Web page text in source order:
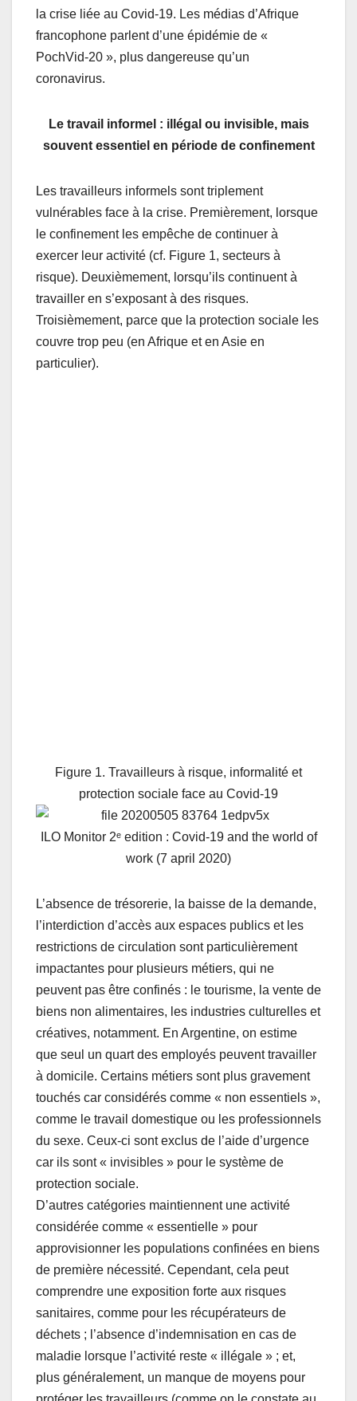
la crise liée au Covid-19. Les médias d’Afrique
francophone parlent d’une épidémie de «
PochVid-20 », plus dangereuse qu’un
coronavirus.
Le travail informel : illégal ou invisible, mais
souvent essentiel en période de confinement
Les travailleurs informels sont triplement
vulnérables face à la crise. Premièrement, lorsque
le confinement les empêche de continuer à
exercer leur activité (cf. Figure 1, secteurs à
risque). Deuxièmement, lorsqu’ils continuent à
travailler en s’exposant à des risques.
Troisièmement, parce que la protection sociale les
couvre trop peu (en Afrique et en Asie en
particulier).
Figure 1. Travailleurs à risque, informalité et
protection sociale face au Covid-19
ILO Monitor 2ᵉ edition : Covid-19 and the world of
work (7 april 2020)
L’absence de trésorerie, la baisse de la demande,
l’interdiction d’accès aux espaces publics et les
restrictions de circulation sont particulièrement
impactantes pour plusieurs métiers, qui ne
peuvent pas être confinés : le tourisme, la vente de
biens non alimentaires, les industries culturelles et
créatives, notamment. En Argentine, on estime
que seul un quart des employés peuvent travailler
à domicile. Certains métiers sont plus gravement
touchés car considérés comme « non essentiels »,
comme le travail domestique ou les professionnels
du sexe. Ceux-ci sont exclus de l’aide d’urgence
car ils sont « invisibles » pour le système de
protection sociale.
D’autres catégories maintiennent une activité
considérée comme « essentielle » pour
approvisionner les populations confinées en biens
de première nécessité. Cependant, cela peut
comprendre une exposition forte aux risques
sanitaires, comme pour les récupérateurs de
déchets ; l’absence d’indemnisation en cas de
maladie lorsque l’activité reste « illégale » ; et,
plus généralement, un manque de moyens pour